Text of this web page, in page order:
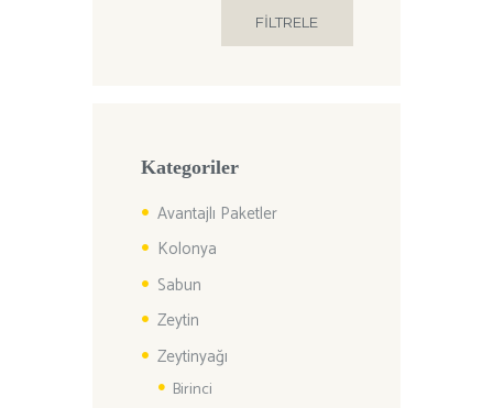
FILTRELE
Kategoriler
Avantajlı Paketler
Kolonya
Sabun
Zeytin
Zeytinyağı
Birinci